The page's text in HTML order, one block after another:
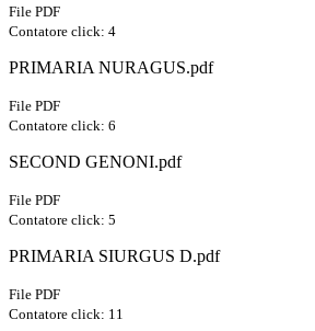
File PDF
Contatore click: 4
PRIMARIA NURAGUS.pdf
File PDF
Contatore click: 6
SECOND GENONI.pdf
File PDF
Contatore click: 5
PRIMARIA SIURGUS D.pdf
File PDF
Contatore click: 11